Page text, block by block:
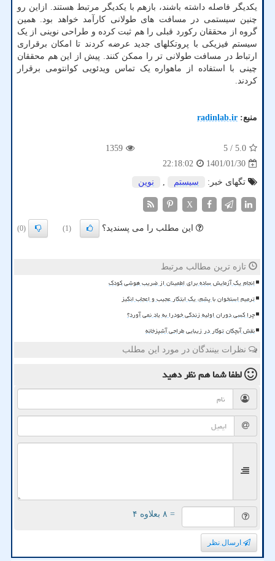
یکدیگر فاصله داشته باشند، بازهم با یکدیگر مرتبط هستند. ازاین رو
چنین سیستمی در مسافت های طولانی کارآمد خواهد بود. همین
گروه از محققان رکورد قبلی را هم ثبت کرده و طراحی نوینی از یک
سیستم فیزیکی با پروتکلهای جدید عرضه کردند تا امکان برقراری
ارتباط در مسافت طولانی تر را ممکن کنند. پیش از این هم محققان
چینی با استفاده از ماهواره یک تماس ویدئویی کوانتومی برقرار
کردند.
منبع: radinlab.ir
5.0
/ 5
1359
1401/01/30
22:18:02
تگهای خبر:
سیستم , نوین
X
این مطلب را می پسندید؟ (1)
(0)
تازه ترین مطالب مرتبط
انجام یک آزمایش ساده برای اطمینان از ضریب هوشی کودک
ترمیم استخوان با پشم، یک ابتکار عجیب و اعجاب انگیز
چرا کسی دوران اولیه زندگی خودرا به یاد نمی آورد؟
نقش آبچکان توکار در زیبایی طراحی آشپزخانه
نظرات بینندگان در مورد این مطلب
لطفا شما همنظر دهید
= ۸ بعلاوه ۴
ارسال نظر